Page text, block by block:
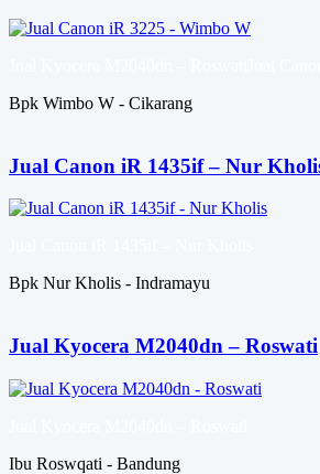
Bpk Wimbo W - Cikarang
Jual Canon iR 1435if – Nur
Bpk Nur Kholis - Indramayu
Jual Kyocera M2040dn – Roswati
Ibu Roswqati - Bandung